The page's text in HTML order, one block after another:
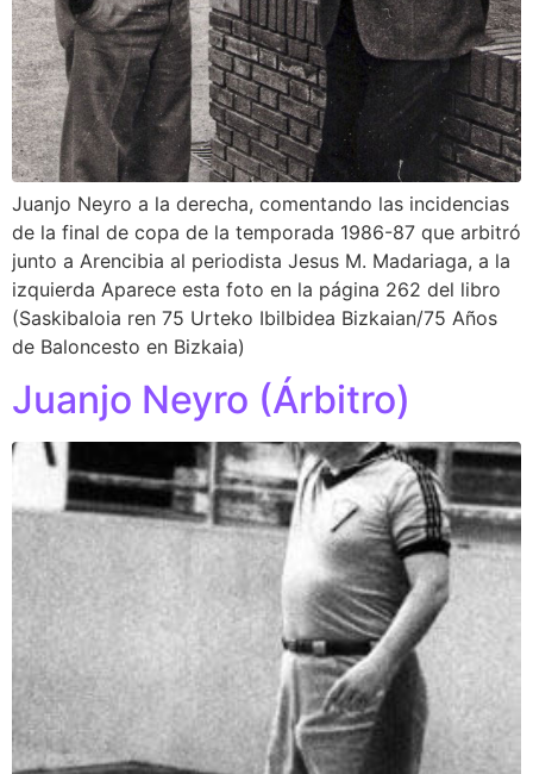
Juanjo Neyro a la derecha, comentando las incidencias
de la final de copa de la temporada 1986-87 que arbitró
junto a Arencibia al periodista Jesus M. Madariaga, a la
izquierda Aparece esta foto en la página 262 del libro
(Saskibaloia ren 75 Urteko Ibilbidea Bizkaian/75 Años
de Baloncesto en Bizkaia)
Juanjo Neyro (Árbitro)